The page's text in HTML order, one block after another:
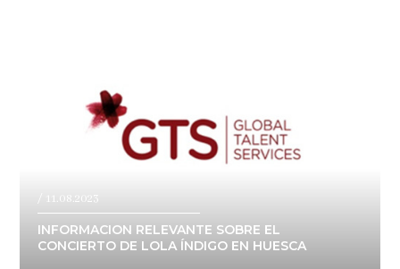
/ 11.08.2023
INFORMACION RELEVANTE SOBRE EL
CONCIERTO DE LOLA ÍNDIGO EN HUESCA